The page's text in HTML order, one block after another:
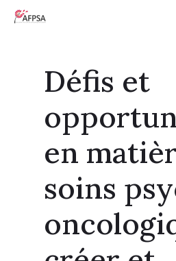
Défis et
en
soins